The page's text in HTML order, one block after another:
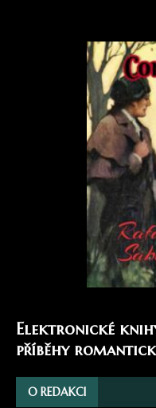
Elektronické
příběhy
O REDAKCI